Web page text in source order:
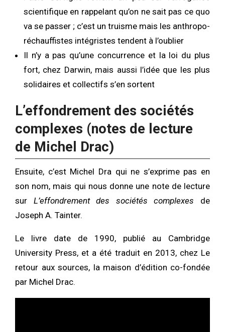
scientifique en rappelant qu’on ne sait pas ce quo
va se passer ; c’est un truisme mais les anthropo-
réchauffistes intégristes tendent à l’oublier
Il n’y a pas qu’une concurrence et la loi du plus
fort, chez Darwin, mais aussi l’idée que les plus
solidaires et collectifs s’en sortent
L’effondrement des sociétés
complexes (notes de lecture
de Michel Drac)
Ensuite, c’est Michel Dra qui ne s’exprime pas en
son nom, mais qui nous donne une note de lecture
sur L’effondrement des sociétés complexes de
Joseph A. Tainter.
Le livre date de 1990, publié au Cambridge
University Press, et a été traduit en 2013, chez Le
retour aux sources, la maison d’édition co-fondée
par Michel Drac.